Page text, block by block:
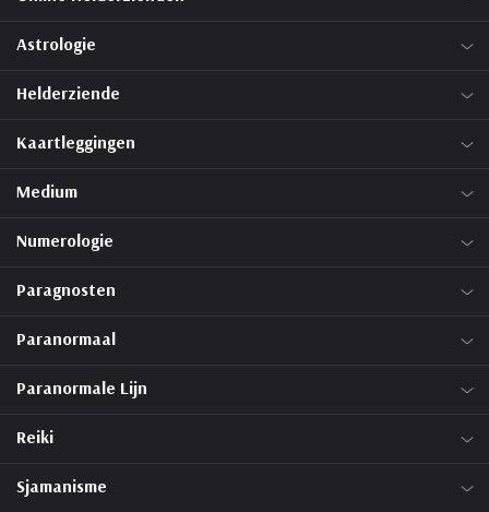
Astrologie
Helderziende
Kaartleggingen
Medium
Numerologie
Paragnosten
Paranormaal
Paranormale Lijn
Reiki
Sjamanisme